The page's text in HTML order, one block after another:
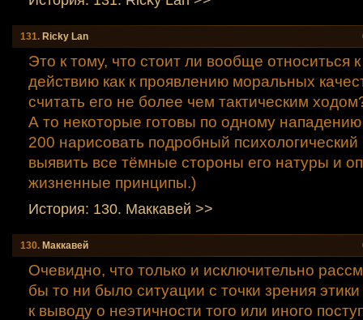
131. Ricky Lаn
Это к тому, что стоит ли вообще относиться
действию как к проявлению моральных
считать его не более чем тактическим
А то некоторые готовы по одному
200 нарисовать подробный психологический
выявить все тёмные стороны его натуры и
жизненные принципы.)
История: 130. Маккавей >>
130. Маккавей
Очевидно, что только и исключительно
бы то ни было ситуации с точки зрения
к выводу о неэтичности того или иного